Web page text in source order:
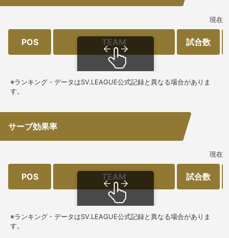
現在
POS TEAM 試合数
※ランキング・データはSV.LEAGUE公式記録と異なる場合がありま
す。
サーブ効果率
現在
POS TEAM 試合数
※ランキング・データはSV.LEAGUE公式記録と異なる場合がありま
す。